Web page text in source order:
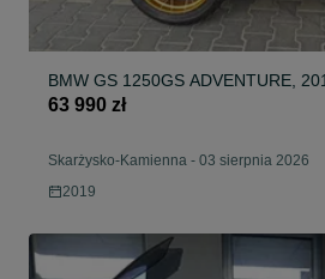
BMW GS 1250GS ADVENTURE,
63 990 zł
Skarżysko-Kamienna - 03 sierpnia 2026
2019